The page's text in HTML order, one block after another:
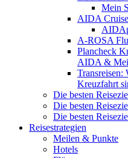
Mein
AIDA
A-ROSA
Plancheck
AIDA &
Transreisen:
Kreuzfahrt
Die besten
Die besten
Die besten
Reisestrategien
Meilen & Punkte
Hotels